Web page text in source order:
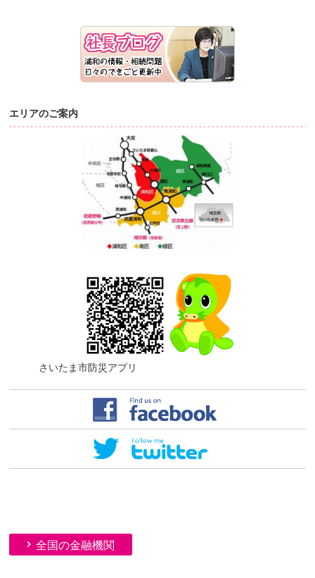
エリアのご案内
さいたま市防災アプリ
全国の金融機関